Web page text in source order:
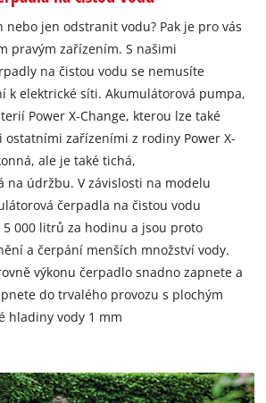
nebo jen odstranit vodu? Pak je pro vás
pravým zařízením. S našimi
na čistou vodu se nemusíte
k elektrické síti. Akumulátorová pumpa,
Power X-Change, kterou lze také
ostatními zařízeními z rodiny Power X-
ale je také tichá,
na údržbu. V závislosti na modelu
čerpadla na čistou vodu
000 litrů za hodinu a jsou proto
a čerpání menších množství vody.
výkonu čerpadlo snadno zapnete a
do trvalého provozu s plochým
hladiny vody 1 mm